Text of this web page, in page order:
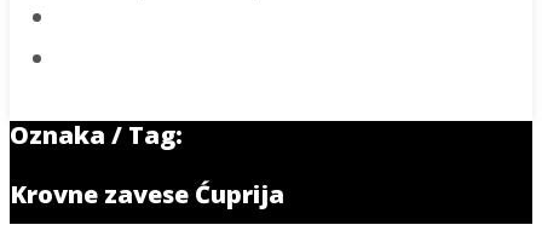
Oznaka / Tag:
Krovne zavese Ćuprija